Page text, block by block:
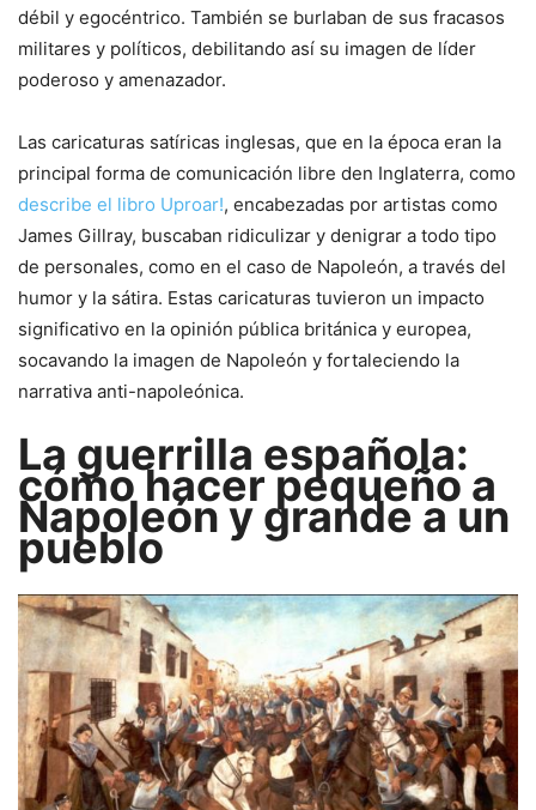
débil y egocéntrico. También se burlaban de sus fracasos
militares y políticos, debilitando así su imagen de líder
poderoso y amenazador.
Las caricaturas satíricas inglesas, que en la época eran la
principal forma de comunicación libre den Inglaterra, como
describe el libro Uproar!, encabezadas por artistas como
James Gillray, buscaban ridiculizar y denigrar a todo tipo
de personales, como en el caso de Napoleón, a través del
humor y la sátira. Estas caricaturas tuvieron un impacto
significativo en la opinión pública británica y europea,
socavando la imagen de Napoleón y fortaleciendo la
narrativa anti-napoleónica.
La guerrilla española:
cómo hacer pequeño a
Napoleón y grande a un
pueblo